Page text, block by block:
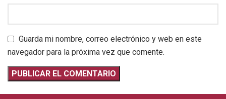
Guarda mi nombre, correo electrónico y web en este
navegador para la próxima vez que comente.